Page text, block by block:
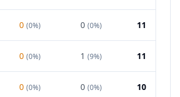
0 (0%) 0 (0%) 11
0 (0%) 1 (9%) 11
0 (0%) 0 (0%) 10